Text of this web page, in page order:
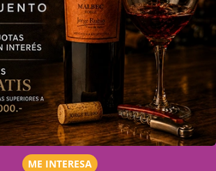
ME INTERESA